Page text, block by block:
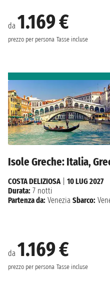
da 1.169 €
prezzo per persona Tasse incluse
Isole Greche: Italia,
da 1.169 €
prezzo per persona Tasse incluse
COSTA DELIZIOSA
10 LUG 2027
Durata: 7 notti
Partenza da: Venezia Sbarco: